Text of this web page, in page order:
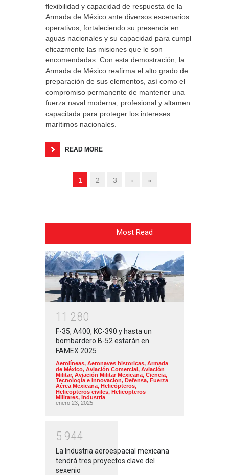
flexibilidad y capacidad de respuesta de la
Armada de México ante diversos escenarios
operativos, fortaleciendo su presencia en
aguas nacionales y su capacidad para cumplir
eficazmente las misiones que le son
encomendadas. Con esta demostración, la
Armada de México reafirma el alto grado de
preparación de sus elementos, así como el
compromiso permanente de mantener una
fuerza naval moderna, profesional y altamente
capacitada para proteger los intereses
marítimos nacionales.
READ MORE
1 2 3 › »
Most Read
1 1 280
F-35, A400, KC-390 y hasta un
bombardero B-52 estarán en
FAMEX 2025
Aerolíneas, Aeronaves historicas, Armada
de México, Aviación Comercial, Aviación
Militar, Aviación Militar Mexicana, Ciencia,
Tecnología e Innovacion, Defensa, Fuerza
Aérea Mexicana, Helicópteros,
Helicopteros civiles, Helicopteros
Militares, Industria
enero 23, 2025
5 944
La Industria aeroespacial mexicana
tendrá tres proyectos clave del
sexenio